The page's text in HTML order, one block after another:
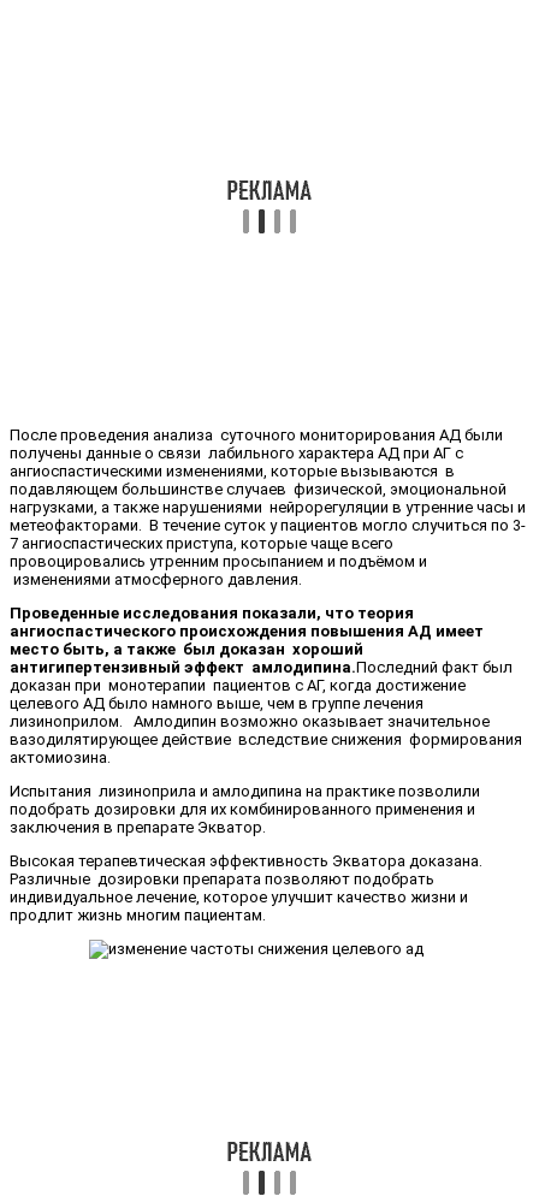
После проведения анализа суточного мониторирования АД были
получены данные о связи лабильного характера АД при АГ с
ангиоспастическими изменениями, которые вызываются в
подавляющем большинстве случаев физической, эмоциональной
нагрузками, а также нарушениями нейрорегуляции в утренние часы и
метеофакторами. В течение суток у пациентов могло случиться по 3-
7 ангиоспастических приступа, которые чаще всего
провоцировались утренним просыпанием и подъёмом и
изменениями атмосферного давления.
Проведенные исследования показали, что теория
ангиоспастического происхождения повышения АД имеет
место быть, а также был доказан хороший
антигипертензивный эффект амлодипина.Последний факт был
доказан при монотерапии пациентов с АГ, когда достижение
целевого АД было намного выше, чем в группе лечения
лизиноприлом. Амлодипин возможно оказывает значительное
вазодилятирующее действие вследствие снижения формирования
актомиозина.
Испытания лизиноприла и амлодипина на практике позволили
подобрать дозировки для их комбинированного применения и
заключения в препарате Экватор.
Высокая терапевтическая эффективность Экватора доказана.
Различные дозировки препарата позволяют подобрать
индивидуальное лечение, которое улучшит качество жизни и
продлит жизнь многим пациентам.